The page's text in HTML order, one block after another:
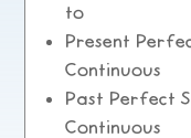
to
Present
Continuous
Past Perfect
Continuous